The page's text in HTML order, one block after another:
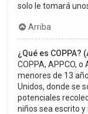
solo le tomará
Arriba
¿Qué es COPPA?
COPPA, APPCO,
menores de 13
Unidos, donde se
potenciales
niños sea escrito